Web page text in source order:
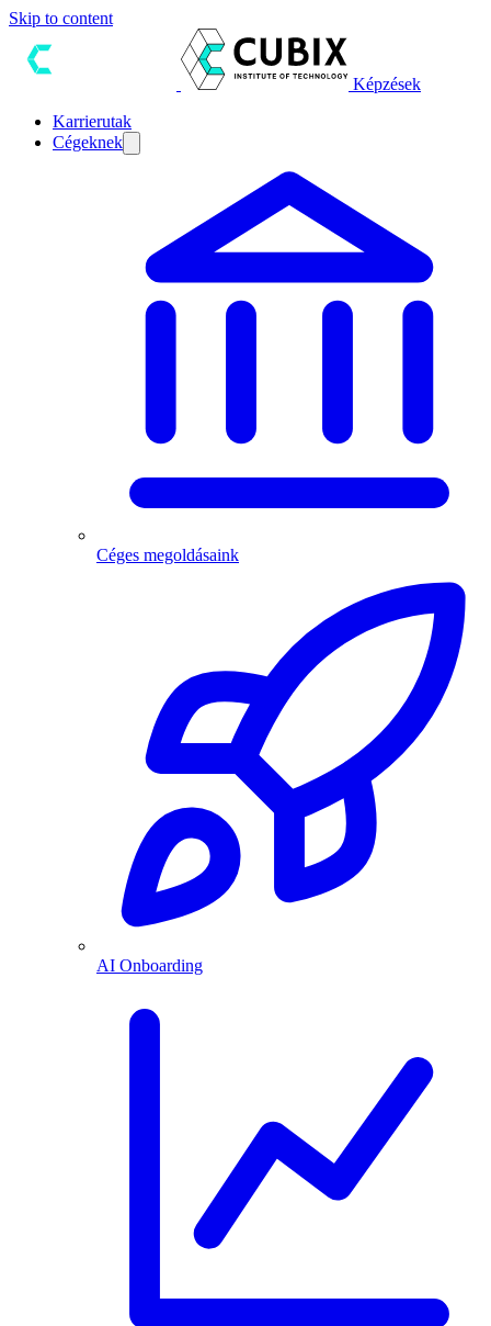
Skip to content
Képzések
Karrierutak
Cégeknek
Céges megoldásaink
AI Onboarding